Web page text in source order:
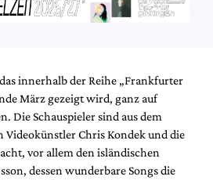
innerhalb der Reihe „Frankfurter
März gezeigt wird, ganz auf
Die Schauspieler sind aus dem
Videokünstler Chris Kondek und die
vor allem den isländischen
dessen wunderbare Songs die